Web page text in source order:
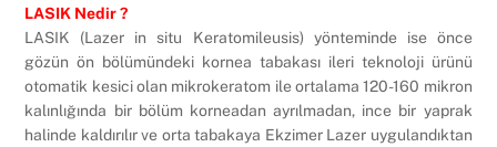
LASIK Nedir ?
LASIK (Lazer in situ Keratomileusis) yönteminde ise önce
gözün ön bölümündeki kornea tabakası ileri teknoloji ürünü
otomatik kesici olan mikrokeratom ile ortalama 120-160 mikron
kalınlığında bir bölüm korneadan ayrılmadan, ince bir yaprak
halinde kaldırılır ve orta tabakaya Ekzimer Lazer uygulandıktan